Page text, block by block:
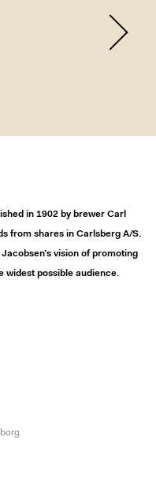
in 1902 by brewer Carl
from shares in Carlsberg A/S.
vision of promoting
widest possible audience.